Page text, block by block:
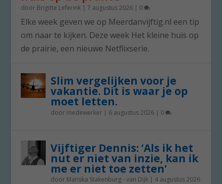
door Brigitte Leferink |7 augustus 2026 | 0
Elke week geven we op Meerdanvijftig.nl een tip
om naar te kijken. Deze week Het kleine huis op
de prairie, een nieuwe Netflixserie.
Slim vergelijken voor je
vakantie. Dit is waar je op
moet letten.
door medewerker | 6 augustus 2026 | 0
Vijftiger Dennis: ‘Als ik het
nut er niet van inzie, kan ik
me er niet toe zetten’
door Mariska Stakenburg - van Dijk | 4 augustus 2026